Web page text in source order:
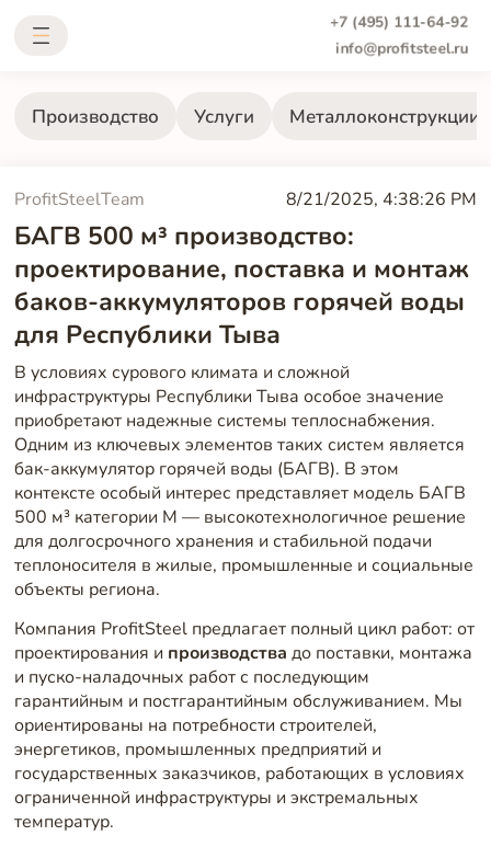
+7 (495) 111-64-92
info@profitsteel.ru
Производство Услуги Металлоконструкции
ProfitSteelTeam 8/21/2025, 4:38:26 PM
БАГВ 500 м³ производство:
проектирование, поставка и монтаж
баков-аккумуляторов горячей воды
для Республики Тыва
В условиях сурового климата и сложной
инфраструктуры Республики Тыва особое значение
приобретают надежные системы теплоснабжения.
Одним из ключевых элементов таких систем является
бак-аккумулятор горячей воды (БАГВ). В этом
контексте особый интерес представляет модель БАГВ
500 м³ категории М — высокотехнологичное решение
для долгосрочного хранения и стабильной подачи
теплоносителя в жилые, промышленные и социальные
объекты региона.
Компания ProfitSteel предлагает полный цикл работ: от
проектирования и производства до поставки, монтажа
и пуско-наладочных работ с последующим
гарантийным и постгарантийным обслуживанием. Мы
ориентированы на потребности строителей,
энергетиков, промышленных предприятий и
государственных заказчиков, работающих в условиях
ограниченной инфраструктуры и экстремальных
температур.